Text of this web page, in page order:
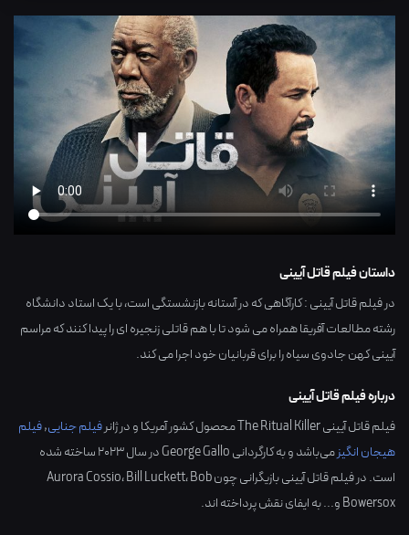
داستان فیلم قاتل آیینی
در فیلم قاتل آیینی : کارآگاهی که در آستانه بازنشستگی است، با یک استاد دانشگاه
رشته مطالعات آفریقا همراه می شود تا با هم قاتلی زنجیره ای را پیدا کنند که مراسم
آیینی کهن جادوی سیاه را برای قربانیان خود اجرا می کند.
درباره فیلم قاتل آیینی
فیلم قاتل آیینی The Ritual Killer محصول کشور آمریکاو در ژانرفیلم جنایی,فیلم
هیجان انگیزمی‌باشد و به کارگردانیGeorge Galloدر سال2023ساخته شده
است. در فیلم قاتل آیینی بازیگرانی چون
Aurora Cossio،Bill Luckett،Bob
Bowersoxو... به ایفای نقش پرداخته اند.